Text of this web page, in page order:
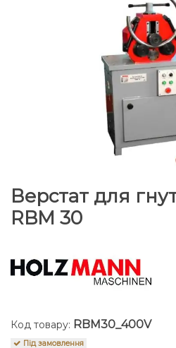
Верстат для
RBM 30
Код товару: RBM30_400V
Під замовлення